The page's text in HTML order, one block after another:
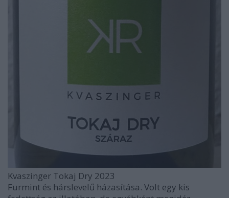
Kvaszinger Tokaj Dry 2023
Furmint és hárslevelű házasítása. Volt egy kis